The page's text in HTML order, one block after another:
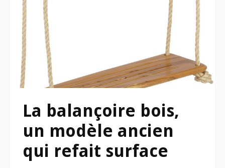
La balançoire bois,
un modèle ancien
qui refait surface